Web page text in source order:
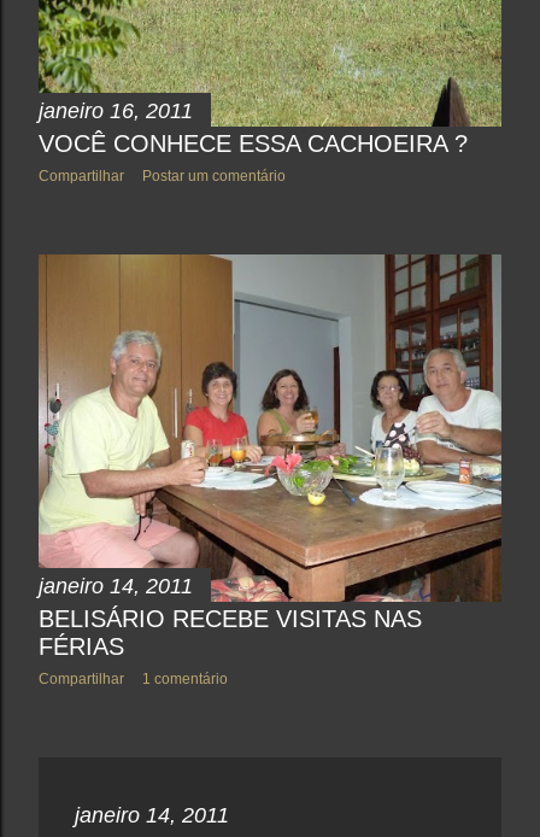
janeiro 16, 2011
VOCÊ CONHECE ESSA CACHOEIRA ?
Compartilhar Postar um comentário
janeiro 14, 2011
BELISÁRIO RECEBE VISITAS NAS
FÉRIAS
Compartilhar 1 comentário
janeiro 14, 2011